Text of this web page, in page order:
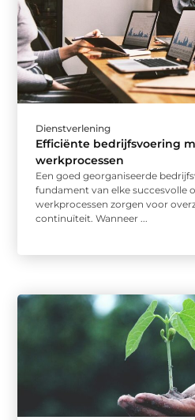
Dienstverlening
Efficiënte bedrijfsvoering
werkprocessen
Een goed georganiseerde
fundament van elke succesvolle
werkprocessen zorgen voor
continuïteit. Wanneer ...